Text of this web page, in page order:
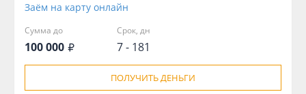
Заём на карту онлайн
Сумма до
100 000
Срок, дн
7 - 181
ПОЛУЧИТЬ ДЕНЬГИ